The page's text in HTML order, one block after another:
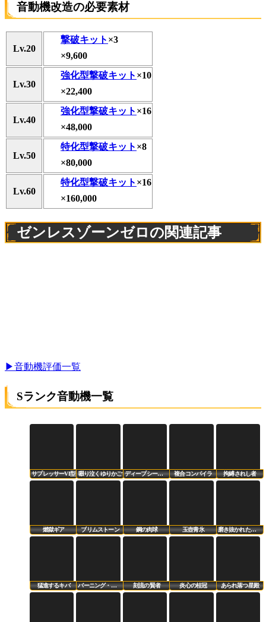
音動機改造の必要素材
Lv.20
撃破キット ×3
×9,600
Lv.30
強化型撃破キット ×10
×22,400
Lv.40
強化型撃破キット ×16
×48,000
Lv.50
特化型撃破キット ×8
×80,000
Lv.60
特化型撃破キット ×16
×160,000
ゼンレスゾーンゼロの関連記事
▶音動機評価一覧
Sランク音動機一覧
サプレッサーVI型 啜り泣くゆりかご ディープシー・ビジター 複合コンパイラ 拘縛されし者
燃獄ギア ブリムストーン 鋼の肉球 玉壺青氷 磨き抜かれた切っ先
猛進するキバ バーニング・シェイカー 刻流の賢者 炎心の桂冠 あられ落つ星殿